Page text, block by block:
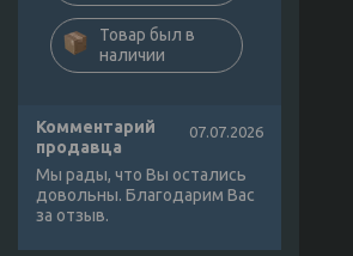
Товар был в
наличии
Комментарий
продавца
07.07.2026
Мы рады, что Вы остались
довольны. Благодарим Вас
за отзыв.